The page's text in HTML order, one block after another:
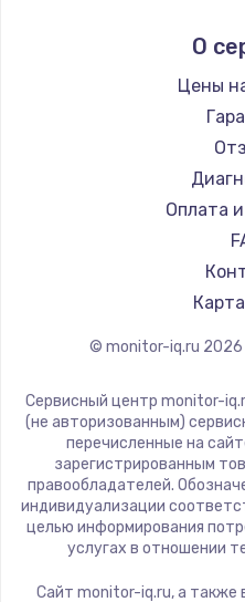
О
Цены
Оплата
© monitor-iq.ru 2026
Сервисный центр monitor-
(не авторизованным)
перечисленные на
зарегистрированным
правообладателей.
индивидуализации
целью информирования
услугах в отношении
Сайт monitor-iq.ru, а также